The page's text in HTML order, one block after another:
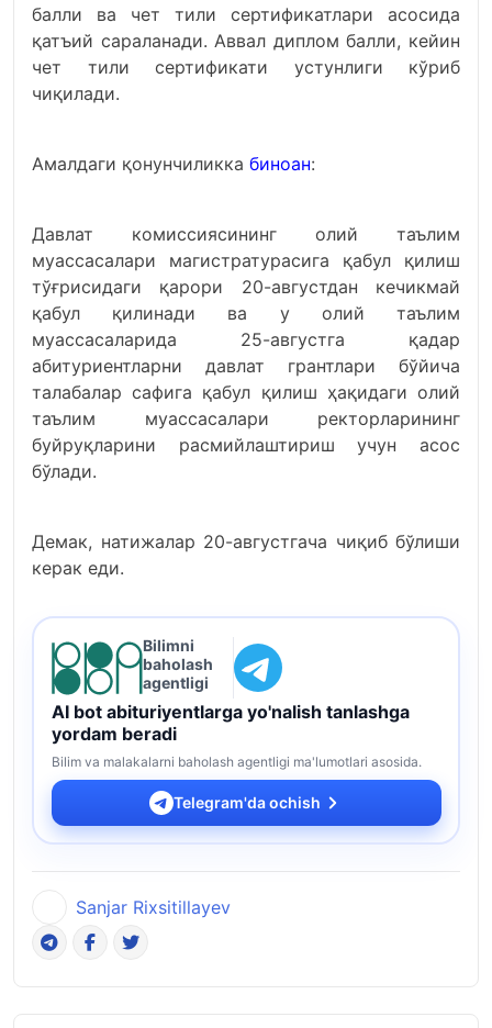
балли ва чет тили сертификатлари асосида
қатъий сараланади. Аввал диплом балли, кейин
чет тили сертификати устунлиги кўриб
чиқилади.
Амалдаги қонунчиликка биноан:
Давлат комиссиясининг олий таълим
муассасалари магистратурасига қабул қилиш
тўғрисидаги қарори 20-августдан кечикмай
қабул қилинади ва у олий таълим
муассасаларида 25-августга қадар
абитуриентларни давлат грантлари бўйича
талабалар сафига қабул қилиш ҳақидаги олий
таълим муассасалари ректорларининг
буйруқларини расмийлаштириш учун асос
бўлади.
Демак, натижалар 20-августгача чиқиб бўлиши
керак еди.
Bilimni
baholash
agentligi
AI bot abituriyentlarga yo'nalish tanlashga
yordam beradi
Bilim va malakalarni baholash agentligi ma'lumotlari asosida.
Telegram'da ochish
Sanjar Rixsitillayev